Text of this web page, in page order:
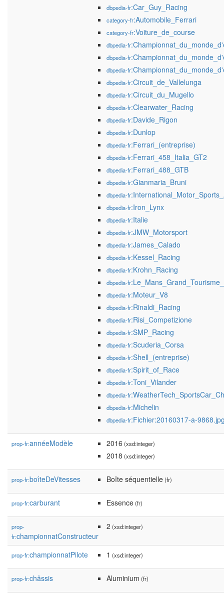
dbpedia-fr:Car_Guy_Racing
category-fr:Automobile_Ferrari
category-fr:Voiture_de_course
dbpedia-fr
dbpedia-fr
dbpedia-fr
dbpedia-fr:Circuit_de_Vallelunga
dbpedia-fr:Circuit_du_Mugello
dbpedia-fr:Clearwater_Racing
dbpedia-fr:Davide_Rigon
dbpedia-fr:Dunlop
dbpedia-fr:Ferrari_(entreprise)
dbpedia-fr:Ferrari_458_Italia_GT2
dbpedia-fr:Ferrari_488_GTB
dbpedia-fr:Gianmaria_Bruni
dbpedia-fr
dbpedia-fr:Iron_Lynx
dbpedia-fr:Italie
dbpedia-fr:JMW_Motorsport
dbpedia-fr:James_Calado
dbpedia-fr:Kessel_Racing
dbpedia-fr:Krohn_Racing
dbpedia-fr
dbpedia-fr:Moteur_V8
dbpedia-fr:Rinaldi_Racing
dbpedia-fr:Risi_Competizione
dbpedia-fr:SMP_Racing
dbpedia-fr:Scuderia_Corsa
dbpedia-fr:Shell_(entreprise)
dbpedia-fr:Spirit_of_Race
dbpedia-fr:Toni_Vilander
dbpedia-fr
dbpedia-fr:Michelin
dbpedia-fr:Fichier:20160317-a-
prop-fr:annéeModèle 2016 (xsd:integer)
2018 (xsd:integer)
prop-fr:boîteDeVitesses Boîte séquentielle(fr)
prop-fr:carburant Essence(fr)
prop-
fr:championnatConstructeur
2 (xsd:integer)
prop-fr:championnatPilote 1 (xsd:integer)
prop-fr:châssis Aluminium (fr)